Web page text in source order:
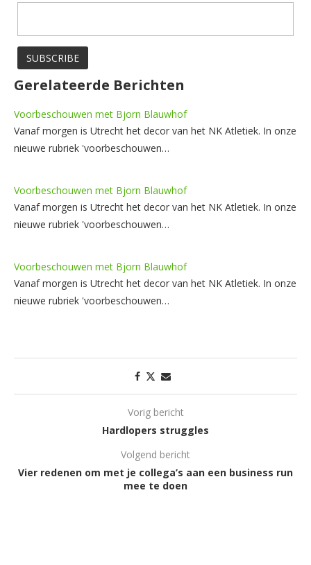
Gerelateerde Berichten
Voorbeschouwen met Bjorn Blauwhof
Vanaf morgen is Utrecht het decor van het NK Atletiek. In onze
nieuwe rubriek 'voorbeschouwen…
Voorbeschouwen met Bjorn Blauwhof
Vanaf morgen is Utrecht het decor van het NK Atletiek. In onze
nieuwe rubriek 'voorbeschouwen…
Voorbeschouwen met Bjorn Blauwhof
Vanaf morgen is Utrecht het decor van het NK Atletiek. In onze
nieuwe rubriek 'voorbeschouwen…
Vorig bericht
Hardlopers struggles
Volgend bericht
Vier redenen om met je collega’s aan een business run
mee te doen